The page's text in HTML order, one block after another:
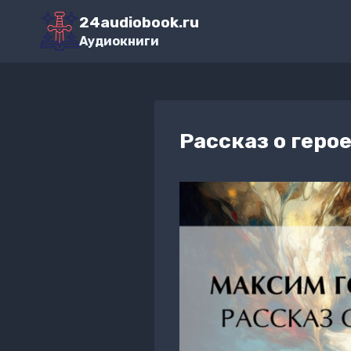
Перейти
содержимому
24audiobook.ru
Аудиокниги
Рассказ о герое